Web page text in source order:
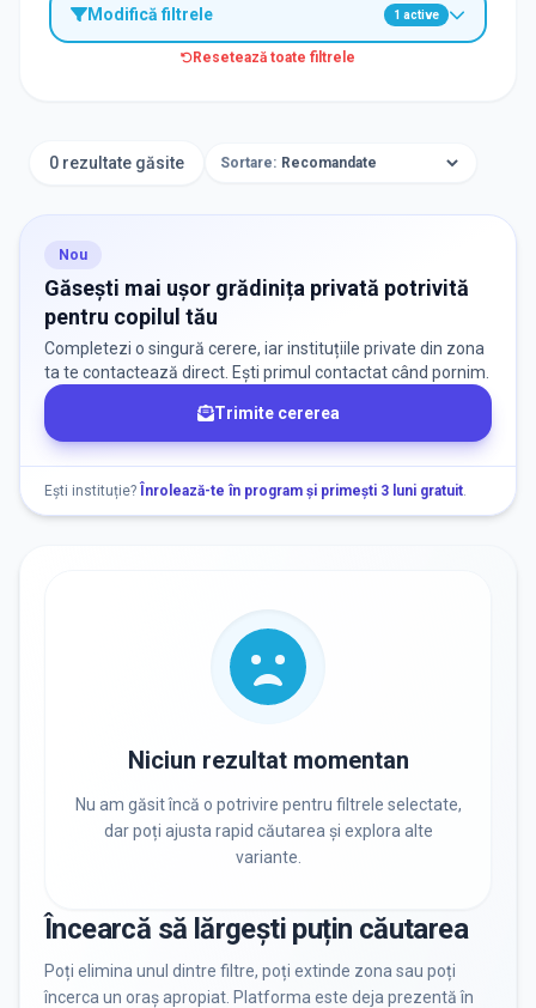
Modifică filtrele 1 active
Resetează toate filtrele
Nu există informații despre locuri libere
Resetează filtrele
0 rezultate găsite Sortare:
Nou
Găsești mai ușor grădinița privată potrivită
pentru copilul tău
Completezi o singură cerere, iar instituțiile private din zona
ta te contactează direct. Ești primul contactat când pornim.
Trimite cererea
Ești instituție? Înrolează-te în program și primești 3 luni gratuit.
Niciun rezultat momentan
Nu am găsit încă o potrivire pentru filtrele selectate,
dar poți ajusta rapid căutarea și explora alte
variante.
Încearcă să lărgești puțin căutarea
Poți elimina unul dintre filtre, poți extinde zona sau poți
încerca un oraș apropiat. Platforma este deja prezentă în